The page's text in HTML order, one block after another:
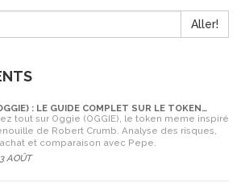
Aller!
: LE GUIDE COMPLET SUR LE TOKEN
LA GRENOUILLE
tout sur Oggie (OGGIE), le token meme inspiré
de Robert Crumb. Analyse des risques,
et comparaison avec Pepe.
3 AOÛT